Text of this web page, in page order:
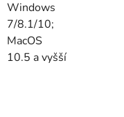
Windows
7/8.1/10;
MacOS
10.5 a vyšší